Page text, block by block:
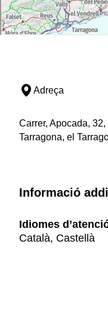
Adreça
Carrer, Apocada,
Tarragona, el
Informació
Idiomes
Català, Castellà